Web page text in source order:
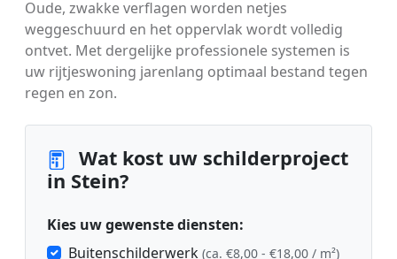
Oude, zwakke verflagen worden netjes
weggeschuurd en het oppervlak wordt volledig
ontvet. Met dergelijke professionele systemen is
uw rijtjeswoning jarenlang optimaal bestand tegen
regen en zon.
Wat kost uw schilderproject
in Stein?
Kies uw gewenste diensten:
Buitenschilderwerk (ca. €8,00 - €18,00 / m²)